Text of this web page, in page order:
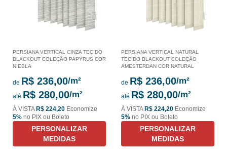
PERSIANA VERTICAL CINZA TECIDO
BLACKOUT COLEÇÃO PAPYRUS COR
NIEBLA
de R$ 236,00
até R$ 280,00
À VISTAR$ 224,20 Economize
5% no PIX ou Boleto
PERSONALIZAR
MEDIDAS
PERSIANA VERTICAL NATURAL
TECIDO BLACKOUT COLEÇÃO
AMESTERDAN COR NATURAL
de R$ 236,00
até R$ 280,00
À VISTAR$ 224,20 Economize
5% no PIX ou Boleto
PERSONALIZAR
MEDIDAS